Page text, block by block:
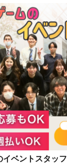
イベントスタッフ